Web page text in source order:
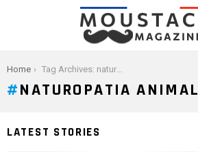
You are here:
Home Tag Archives: naturopatia animală
NATUROPATIA
LATEST STORIES